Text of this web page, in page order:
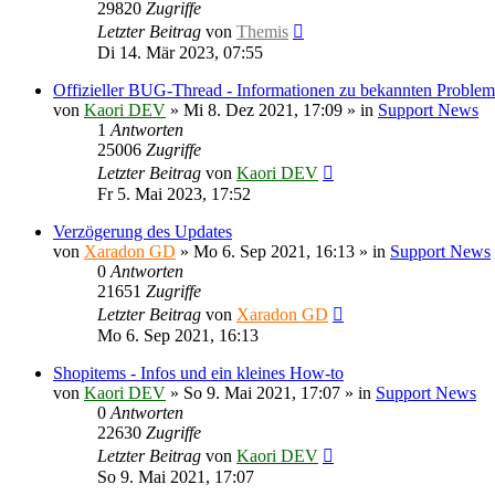
29820 Zugriffe
Letzter Beitrag von Themis
Di 14. Mär 2023, 07:55
Offizieller BUG-Thread - Informationen zu bekannten
von Kaori DEV » Mi 8. Dez 2021, 17:09 » in Support News
1 Antworten
25006 Zugriffe
Letzter Beitrag von Kaori DEV
Fr 5. Mai 2023, 17:52
Verzögerung des Updates
von Xaradon GD » Mo 6. Sep 2021, 16:13 » in Support News
0 Antworten
21651 Zugriffe
Letzter Beitrag von Xaradon GD
Mo 6. Sep 2021, 16:13
Shopitems - Infos und ein kleines How-to
von Kaori DEV » So 9. Mai 2021, 17:07 » in Support News
0 Antworten
22630 Zugriffe
Letzter Beitrag von Kaori DEV
So 9. Mai 2021, 17:07